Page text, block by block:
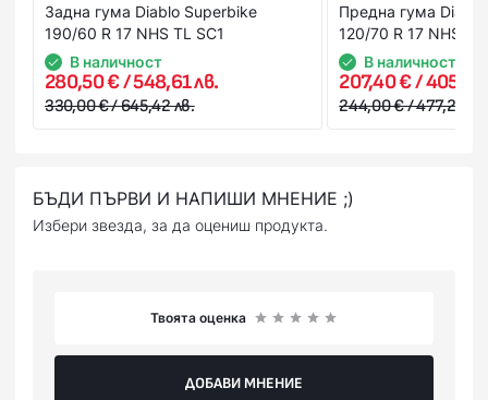
Задна гума Diablo Superbike
190/60 R 17 NHS TL SC1
В наличност
280,50 € / 548,61 лв.
330,00 € / 645,42 лв.
Предна гума
120/70 R 17 NHS
В наличност
207,40 € / 405,64
244,00 € / 477,22 лв.
БЪДИ ПЪРВИ И НАПИШИ МНЕНИЕ ;)
Избери звезда, за да оцениш продукта.
Твоята оценка
ДОБАВИ МНЕНИЕ